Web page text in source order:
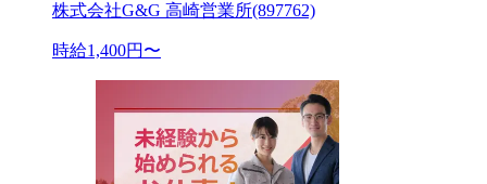
株式会社G&G 高崎営業所(897762)
時給1,400円〜